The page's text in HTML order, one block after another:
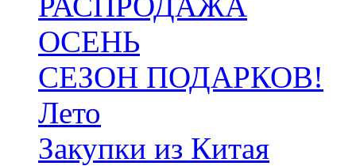
ОСЕНЬ
СЕЗОН ПОДАРКОВ!
Лето
Закупки из Китая